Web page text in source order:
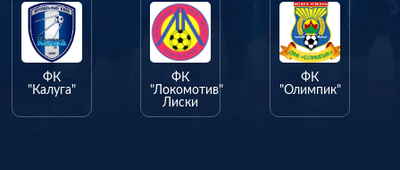
ФК
"Калуга"
ФК
"Локомотив"
Лиски
ФК
"Олимпик"